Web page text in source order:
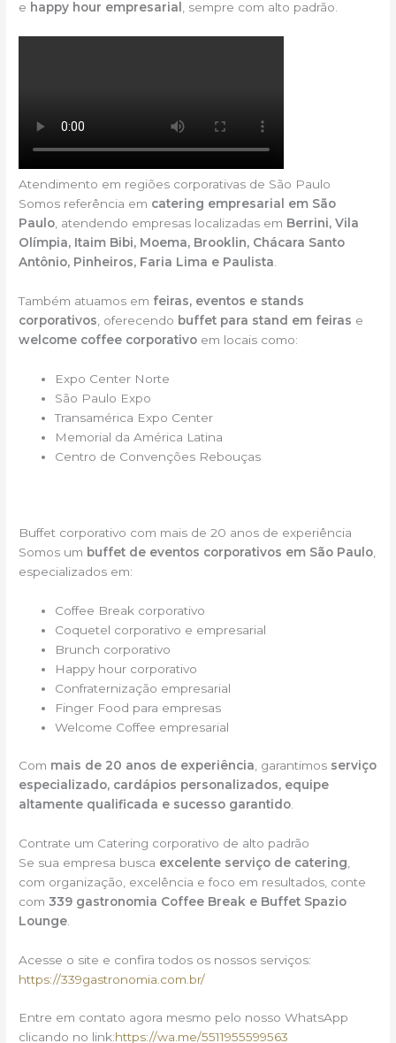
e happy hour empresarial , sempre com alto padrão.
Atendimento em regiões corporativas de São Paulo
Somos referência em catering empresarial em São
Paulo, atendendo empresas localizadas em Berrini, Vila
Olímpia, Itaim Bibi, Moema, Brooklin, Chácara Santo
Antônio, Pinheiros, Faria Lima e Paulista.
Também atuamos em feiras, eventos e stands
corporativos , oferecendo buffet para stand em feiras e
welcome coffee corporativo em locais como:
Expo Center Norte
São Paulo Expo
Transamérica Expo Center
Memorial da América Latina
Centro de Convenções Rebouças
Buffet corporativo com mais de 20 anos de experiência
Somos um buffet de eventos corporativos em São Paulo,
especializados em:
Coffee Break corporativo
Coquetel corporativo e empresarial
Brunch corporativo
Happy hour corporativo
Confraternização empresarial
Finger Food para empresas
Welcome Coffee empresarial
Com mais de 20 anos de experiência , garantimos serviço
especializado, cardápios personalizados, equipe
altamente qualificada e sucesso garantido
Contrate um Catering corporativo de alto padrão
Se sua empresa busca excelente serviço de catering
com organização, excelência e foco em resultados, conte
com339 gastronomia Coffee Break e Buffet Spazio
Lounge
Acesse o site e confira todos os nossos serviços:
https://339gastronomia.com.br/
Entre em contato agora mesmo pelo nosso WhatsApp
clicando no link:https://wa.me/5511955599563